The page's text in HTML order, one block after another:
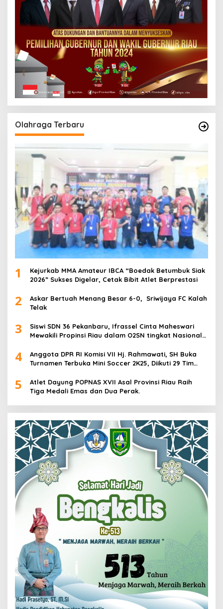
Olahraga Terbaru
1
Kejurkab MMA Amateur IBCA “Boedak Betumbuk Siak
2026” Sukses Digelar, Cetak Bibit Atlet Berprestasi
2
Askar Bertuah Menang Besar 6-0, Sriwijaya FC Kalah
Telak
3
Siswi SDN 36 Pekanbaru, Ifrassel Cinta Maheswari
Mewakili Propinsi Riau dalam O2SN tingkat Nasional
4
Anggota DPR RI Komisi VII Hj. Rahmawati, SH Buka
Turnamen Terbuka Mini Soccer 2K25, Diikuti 29 Tim
5
Atlet Dayung POPNAS XVII Asal Provinsi Riau Raih
Tiga Medali Emas dan Dua Perak.